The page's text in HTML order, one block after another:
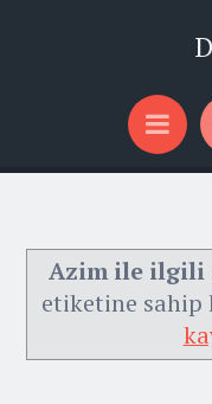
Menu
Azim ile ilgili
etiketine sahip